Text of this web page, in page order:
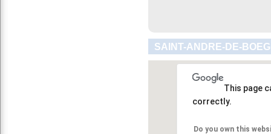
SAINT-ANDRE-DE-
This page
correctly.
Do you own this